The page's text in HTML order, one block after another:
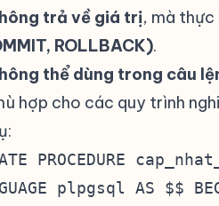
trả về giá trị, mà thực
ROLLBACK).
thể dùng trong câu
hợp cho các quy trình
PROCEDURE
plpgsql AS $$